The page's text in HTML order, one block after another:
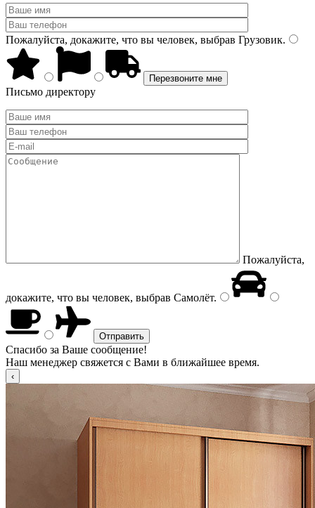
Пожалуйста, докажите, что вы человек, выбрав Грузовик.
Письмо директору
Пожалуйста,
докажите, что вы человек, выбрав Самолёт.
Спасибо за Ваше сообщение!
Наш менеджер свяжется с Вами в ближайшее время.